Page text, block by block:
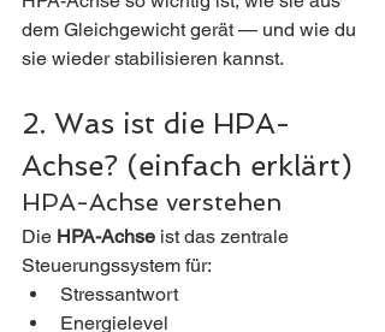
dem Gleichgewicht gerät — und wie du
sie wieder stabilisieren kannst.
2. Was ist die HPA-
Achse? (einfach erklärt)
HPA-Achse verstehen
Die HPA-Achse ist das zentrale
Steuerungssystem für:
Stressantwort
Energielevel